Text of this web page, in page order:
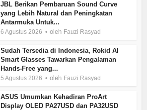
JBL Berikan Pembaruan Sound Curve
yang Lebih Natural dan Peningkatan
Antarmuka Untuk...
6 Agustus 2026 oleh Fauzi Rasyad
Sudah Tersedia di Indonesia, Rokid AI
Smart Glasses Tawarkan Pengalaman
Hands-Free yang...
5 Agustus 2026 oleh Fauzi Rasyad
ASUS Umumkan Kehadiran ProArt
Display OLED PA27USD dan PA32USD